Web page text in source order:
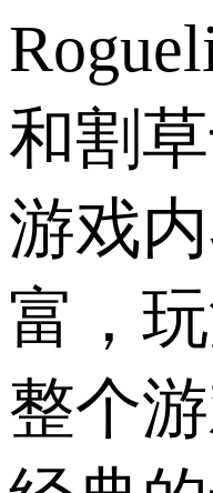
和割
游戏
富，
整个